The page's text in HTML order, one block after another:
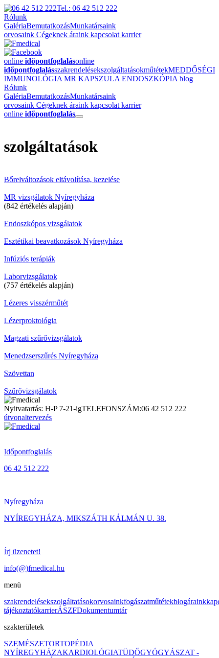
Tel.: 06 42 512 222
Rólunk
GalériaBemutatkozásMunkatársaink
orvosaink Cégeknek áraink kapcsolat karrier
online időpontfoglalásonline
időpontfoglalásszakrendelésekszolgáltatásokműtétekMEDDŐSÉGI
IMMUNOLÓGIA MR KAPSZULA ENDOSZKÓPIA blog
Rólunk
GalériaBemutatkozásMunkatársaink
orvosaink Cégeknek áraink kapcsolat karrier
online időpontfoglalás
szolgáltatások
Bőrelváltozások eltávolítása, kezelése
MR vizsgálatok Nyíregyháza
(842 értékelés alapján)
Endoszkópos vizsgálatok
Esztétikai beavatkozások Nyíregyháza
Infúziós terápiák
Laborvizsgálatok
(757 értékelés alapján)
Lézeres visszérműtét
Lézerproktológia
Magzati szűrővizsgálatok
Menedzserszűrés Nyíregyháza
Szövettan
Szűrővizsgálatok
Nyitvatartás: H-P 7-21-igTELEFONSZÁM:06 42 512 222
útvonaltervezés
Időpontfoglalás
06 42 512 222
Nyíregyháza
NYÍREGYHÁZA, MIKSZÁTH KÁLMÁN U. 38.
Írj üzenetet!
info(@)fmedical.hu
menü
szakrendelésekszolgáltatásokorvosainkfogászatműtétekblogáraink
tájékoztatókarrierÁSZFDokumentumtár
szakterületek
SZEMÉSZETORTOPÉDIA
NYÍREGYHÁZAKARDIOLÓGIATÜDŐGYÓGYÁSZAT -